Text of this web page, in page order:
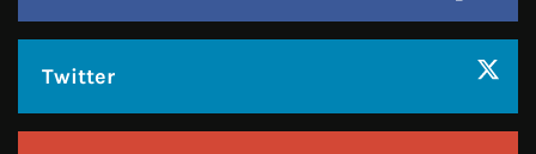
Twitter